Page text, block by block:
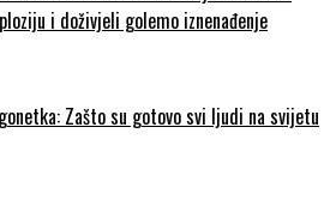
i doživjeli golemo iznenađenje
Zašto su gotovo svi ljudi na svijetu